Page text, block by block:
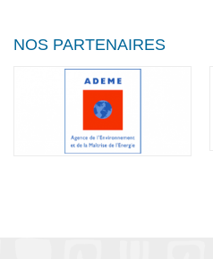
NOS PARTENAIRES